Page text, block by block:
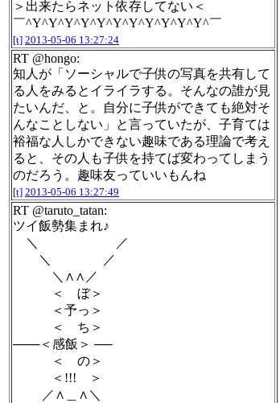
＞出来たらネット依存してない＜
￣^Y^Y^Y^Y^Y^Y^Y^Y^Y^Y^Y^￣
[t] 2013-05-06 13:27:24
RT @hongo:
知人が「ソーシャルで子供の写真を共有して
る人をみるとイライラする。そんなの誰が見
たいんだ、と。自分に子供ができても絶対そ
んなことしない」と言っていたが、子育ては
裕福な人しかできない趣味である理論で考え
ると、その人も子供を持てば変わってしまう
のだろう。趣味友っていいもんね
[t] 2013-05-06 13:27:49
RT @taruto_tatan:
ツイ飯勢集まれ♪
＼ ／
＼ ／
＼∧∧／
＜ ぼ＞
＜予っ＞
＜ ち＞
───＜感飯＞ ──
＜ の＞
＜!!! ＞
／∧＿∧＼